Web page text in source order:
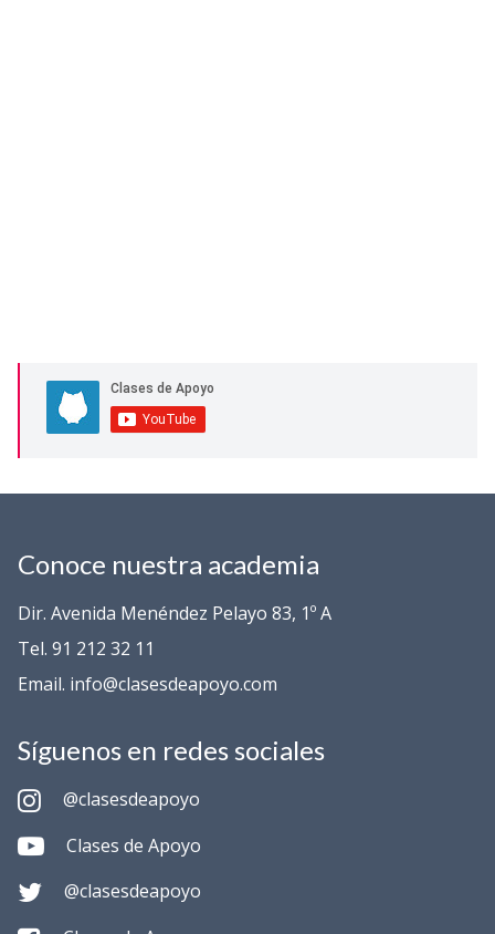
Conoce nuestra academia
Dir. Avenida Menéndez Pelayo 83, 1º A
Tel. 91 212 32 11
Email. info@clasesdeapoyo.com
Síguenos en redes sociales
@clasesdeapoyo
Clases de Apoyo
@clasesdeapoyo